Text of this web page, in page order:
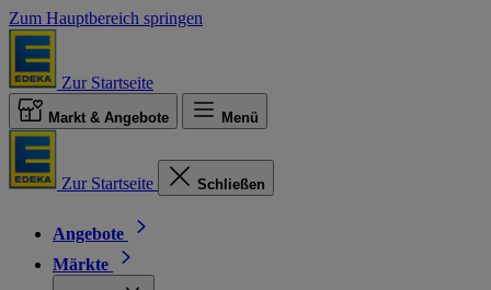
Zum Hauptbereich springen
Zur Startseite
Markt & Angebote Menü
Zur Startseite Schließen
Angebote
Märkte